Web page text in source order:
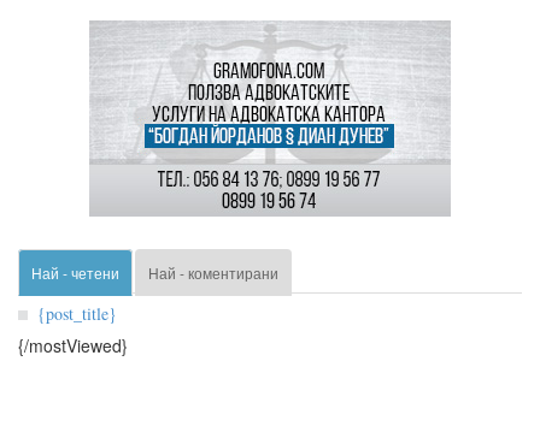
Най - четени Най - коментирани
{post_title}
{/mostViewed}